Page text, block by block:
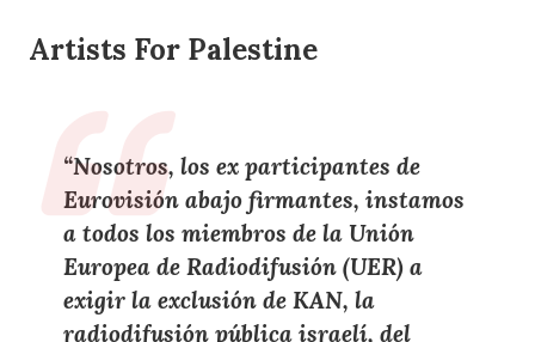
Artists For Palestine
“Nosotros, los ex participantes de
Eurovisión abajo firmantes, instamos
a todos los miembros de la Unión
Europea de Radiodifusión (UER) a
exigir la exclusión de KAN, la
radiodifusión pública israelí, del